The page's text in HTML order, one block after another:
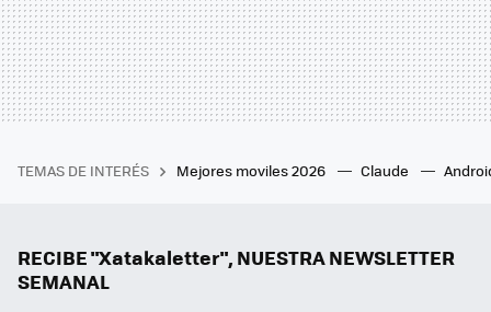
TEMAS DE INTERÉS Mejores moviles 2026 Claude
RECIBE "Xatakaletter", NUESTRA NEWSLETTER
SEMANAL